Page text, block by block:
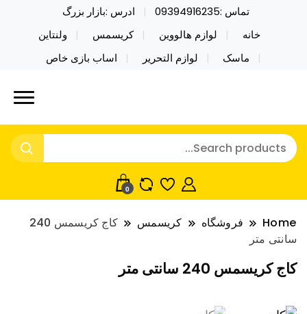
تماس :09394916235
ادرس :بازار بزرگ
خانه
لوازم هالووین کریسمس
ولنتاین
ماسک
لوازم التحریر اساب بازی خاص
نایکر توی فروش عمده لوازم هالووین
ولن تاین کادویی کریسمس اکسسوری
خرید محصولات خاص فیجت اسباب بازی تراول ماگ نایکر
توی فروش عمده لوازم هالووین ولن تاین کادویی
کریسمس اکسسوری ماسک در واردات مستقیم
0
Home فروشگاه کریسمس
کاج کریسمس 240
سانتی متر
کاج کریسمس 240 سانتی متر